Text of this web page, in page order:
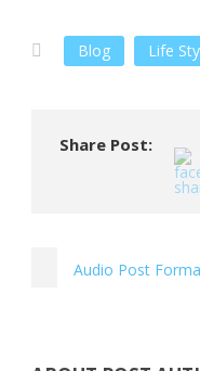
Blog Life
Share Post:
Audio Post